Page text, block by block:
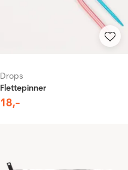
Drops
Flettepinner
18,-